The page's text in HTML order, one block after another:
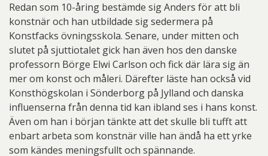
Redan som 10-åring bestämde sig Anders för att bli
konstnär och han utbildade sig sedermera på
Konstfacks övningsskola. Senare, under mitten och
slutet på sjuttiotalet gick han även hos den danske
professorn Börge Elwi Carlson och fick där lära sig än
mer om konst och måleri. Därefter läste han också vid
Konsthögskolan i Sönderborg på Jylland och danska
influenserna från denna tid kan ibland ses i hans konst.
Även om han i början tänkte att det skulle bli tufft att
enbart arbeta som konstnär ville han ändå ha ett yrke
som kändes meningsfullt och spännande.